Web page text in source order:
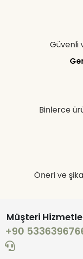
Güvenli
Binlerce
Öneri ve
Müşteri
+90